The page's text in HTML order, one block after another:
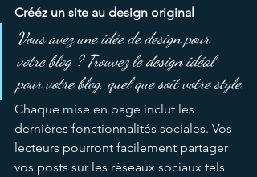
Crééz un site au design original
Vous avez une idée de design pour
votre blog ? Trouvez le design idéal
pour votre blog, quel que soit votre style.
Chaque mise en page inclut les
dernières fonctionnalités sociales. Vos
lecteurs pourront facilement partager
vos posts sur les réseaux sociaux tels